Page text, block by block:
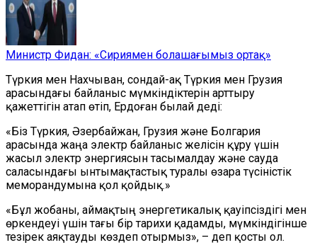
Министр Фидан: «Сириямен болашағымыз ортақ»
Түркия мен Нахчыван, сондай-ақ Түркия мен Грузия
арасындағы байланыс мүмкіндіктерін арттыру
қажеттігін атап өтіп, Ердоған былай деді:
«Біз Түркия, Әзербайжан, Грузия және Болгария
арасында жаңа электр байланыс желісін құру үшін
жасыл электр энергиясын тасымалдау және сауда
саласындағы ынтымақтастық туралы өзара түсіністік
меморандумына қол қойдық.»
«Бұл жобаны, аймақтың энергетикалық қауіпсіздігі мен
өркендеуі үшін тағы бір тарихи қадамды, мүмкіндігінше
тезірек аяқтауды көздеп отырмыз», – деп қосты ол.